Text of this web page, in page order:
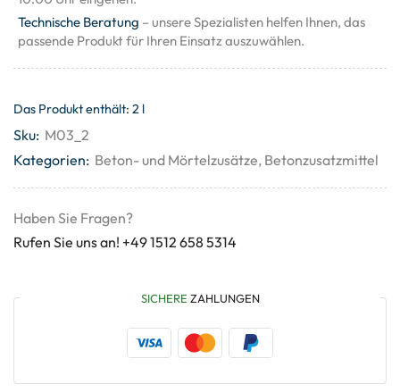
Technische Beratung – unsere Spezialisten helfen Ihnen, das
passende Produkt für Ihren Einsatz auszuwählen.
Das Produkt enthält: 2 l
Sku: M03_2
Kategorien: Beton- und Mörtelzusätze, Betonzusatzmittel
Haben Sie Fragen?
Rufen Sie uns an! +49 1512 658 5314
SICHERE ZAHLUNGEN